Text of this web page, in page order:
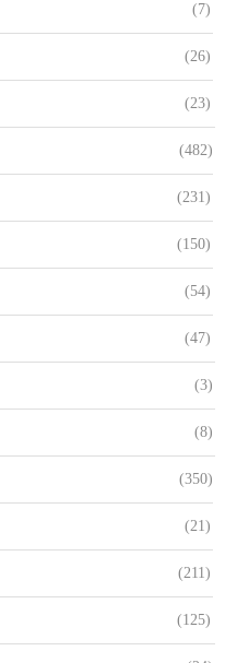
(7)
(26)
(23)
(482)
(231)
(150)
(54)
(47)
(3)
(8)
(350)
(21)
(211)
(125)